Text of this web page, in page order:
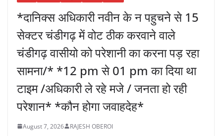
*दानिक्स अधिकारी नवीन के न पहुचने से 15
सेक्टर चंडीगढ़ में वोट ठीक करवाने वाले
चंडीगढ़ वासीयो को परेशानी का करना पड़ रहा
सामना/* *12 pm से 01 pm का दिया था
टाइम /अधिकारी ले रहे मजे / जनता हो रही
परेशान* *कौन होगा जवाहदेह*
August 7, 2026 RAJESH OBEROI